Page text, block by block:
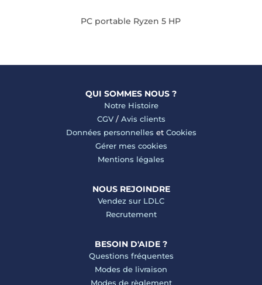
PC portable Ryzen 5 HP
QUI SOMMES NOUS ?
Notre Histoire
CGV/ Avis clients
Données personnelles et Cookies
Gérer mes cookies
Mentions légales
NOUS REJOINDRE
Vendez sur LDLC
Recrutement
BESOIN D'AIDE ?
Questions fréquentes
Modes de livraison
Modes de règlement